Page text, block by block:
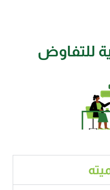
للتفاوض